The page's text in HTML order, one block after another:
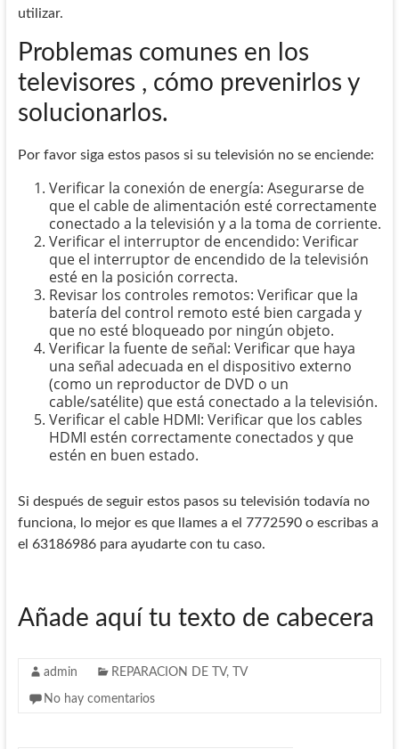
utilizar.
Problemas comunes en los
televisores , cómo prevenirlos y
solucionarlos.
Por favor siga estos pasos si su televisión no se enciende:
Verificar la conexión de energía: Asegurarse de
que el cable de alimentación esté correctamente
conectado a la televisión y a la toma de corriente.
Verificar el interruptor de encendido: Verificar
que el interruptor de encendido de la televisión
esté en la posición correcta.
Revisar los controles remotos: Verificar que la
batería del control remoto esté bien cargada y
que no esté bloqueado por ningún objeto.
Verificar la fuente de señal: Verificar que haya
una señal adecuada en el dispositivo externo
(como un reproductor de DVD o un
cable/satélite) que está conectado a la televisión.
Verificar el cable HDMI: Verificar que los cables
HDMI estén correctamente conectados y que
estén en buen estado.
Si después de seguir estos pasos su televisión todavía no
funciona, lo mejor es que llames a el 7772590 o escribas a
el 63186986 para ayudarte con tu caso.
Añade aquí tu texto de cabecera
admin REPARACION DE TV, TV
No hay comentarios